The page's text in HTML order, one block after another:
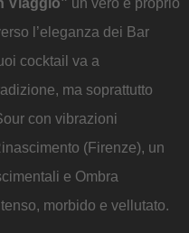
Viaggio” un vero e proprio
l’eleganza dei Bar
cocktail va a
ma soprattutto
con vibrazioni
(Firenze), un
e Ombra
morbido e vellutato.